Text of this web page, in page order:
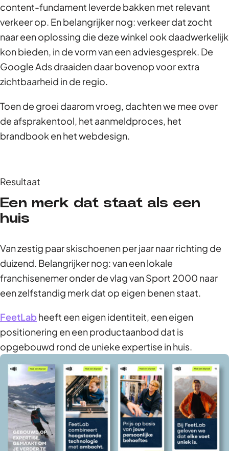
content-fundament leverde bakken met relevant
verkeer op. En belangrijker nog: verkeer dat zocht
naar een oplossing die deze winkel ook daadwerkelijk
kon bieden, in de vorm van een adviesgesprek. De
Google Ads draaiden daar bovenop voor extra
zichtbaarheid in de regio.
Toen de groei daarom vroeg, dachten we mee over
de afsprakentool, het aanmeldproces, het
brandbook en het webdesign.
Resultaat
Een merk dat staat als een
huis
Van zestig paar skischoenen per jaar naar richting de
duizend. Belangrijker nog: van een lokale
franchisenemer onder de vlag van Sport 2000 naar
een zelfstandig merk dat op eigen benen staat.
FeetLabheeft een eigen identiteit, een eigen
positionering en een productaanbod dat is
opgebouwd rond de unieke expertise in huis.